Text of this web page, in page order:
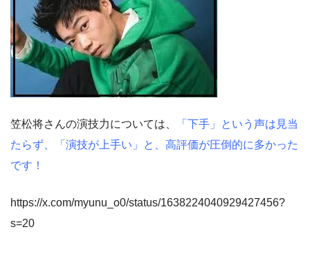
笠松将さんの演技力については、
「下手」という声は見当
たらず、「演技が上手い」と、高評価が圧倒的に多かった
です！
https://x.com/myunu_o0/status/1638224040929427456?
s=20